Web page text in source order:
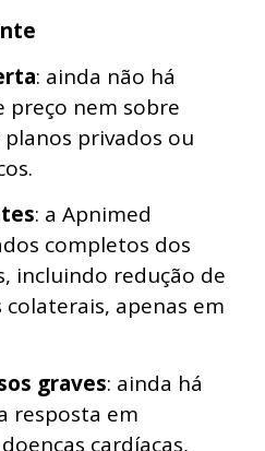
: ainda não há
preço nem sobre
privados ou
: a Apnimed
completos dos
incluindo redução de
apenas em
graves: ainda há
resposta em
cardíacas,